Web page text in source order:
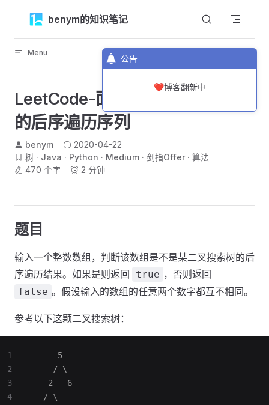
公告
❤️博客翻新中
Skip to contentbenym的知识笔记
Menu 返回顶部
LeetCode-面试题33-二叉搜索树
的后序遍历序列
benym
2020-04-22
树
Java Python Medium 剑指Offer
算法
470 个字
2 分钟
题目
输入一个整数数组，判断该数组是不是某二叉搜索树的后
序遍历结果。如果是则返回
true ，否则返回
false 。假设输入的数组的任意两个数字都互不相同。
参考以下这颗二叉搜索树：
     5
    / \
   2   6
  / \
1
2
3
4